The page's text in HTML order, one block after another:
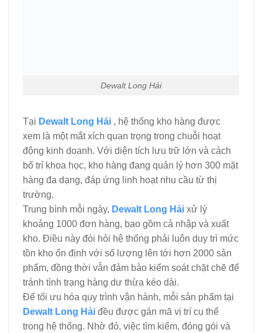
Dewalt Long Hải
Tại Dewalt Long Hải , hệ thống kho hàng được
xem là một mắt xích quan trọng trong chuỗi hoạt
động kinh doanh. Với diện tích lưu trữ lớn và cách
bố trí khoa học, kho hàng đang quản lý hơn 300 mặt
hàng đa dạng, đáp ứng linh hoạt nhu cầu từ thị
trường.
Trung bình mỗi ngày, Dewalt Long Hải xử lý
khoảng 1000 đơn hàng, bao gồm cả nhập và xuất
kho. Điều này đòi hỏi hệ thống phải luôn duy trì mức
tồn kho ổn định với số lượng lên tới hơn 2000 sản
phẩm, đồng thời vẫn đảm bảo kiểm soát chặt chẽ để
tránh tình trạng hàng dư thừa kéo dài.
Để tối ưu hóa quy trình vận hành, mỗi sản phẩm tại
Dewalt Long Hải đều được gán mã vị trí cụ thể
trong hệ thống. Nhờ đó, việc tìm kiếm, đóng gói và